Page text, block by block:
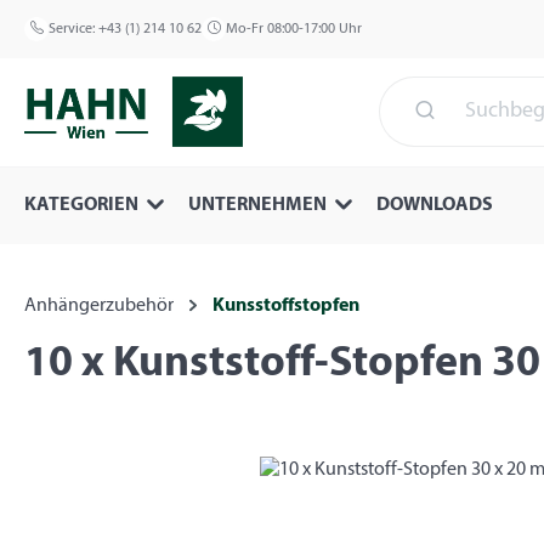
Hauptinhalt springen
Zur Suche springen
Zur Hauptnavigation springen
Service: +43 (1) 214 10 62 Mo-Fr 08:00-17:00 Uhr
KATEGORIEN UNTERNEHMEN DOWNLOADS
Anhängerzubehör Kunsstoffstopfen
10 x Kunststoff-Stopfen 30